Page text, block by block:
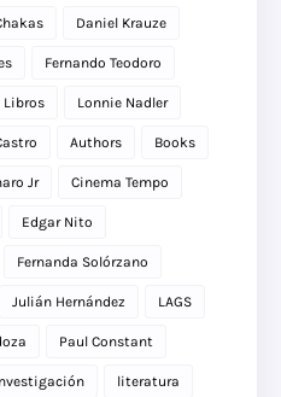
Daniel Krauze
Fernando Teodoro
Libros Lonnie Nadler
Authors Books
Jr Cinema Tempo
Edgar Nito
Fernanda Solórzano
Julián Hernández LAGS
Paul Constant
literatura